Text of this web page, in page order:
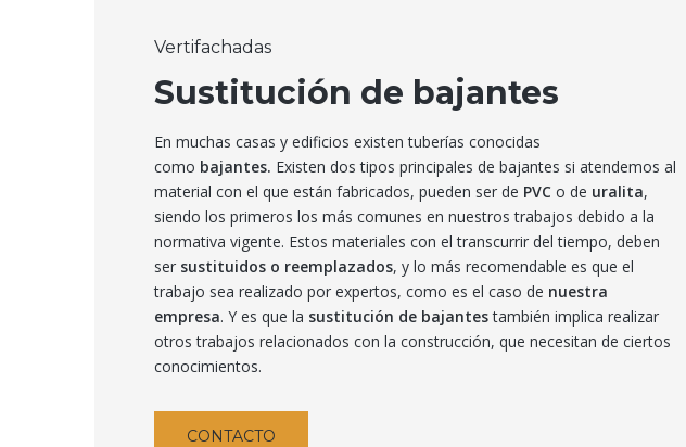
Vertifachadas
Sustitución de bajantes
En muchas casas y edificios existen tuberías conocidas
como bajantes. Existen dos tipos principales de bajantes si atendemos al
material con el que están fabricados, pueden ser de PVC o de uralita,
siendo los primeros los más comunes en nuestros trabajos debido a la
normativa vigente. Estos materiales con el transcurrir del tiempo, deben
ser sustituidos o reemplazados, y lo más recomendable es que el
trabajo sea realizado por expertos, como es el caso de nuestra
empresa. Y es que la sustitución de bajantestambién implica realizar
otros trabajos relacionados con la construcción, que necesitan de ciertos
conocimientos.
CONTACTO